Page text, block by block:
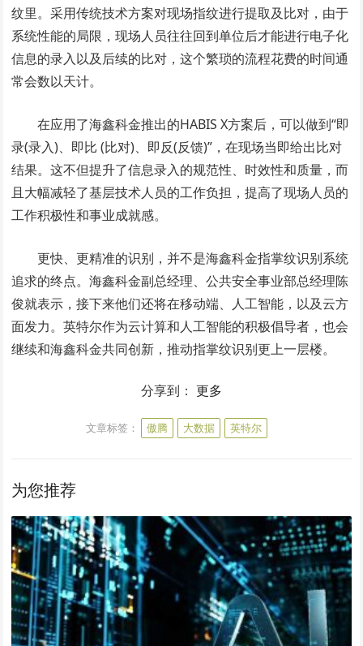
纹里。采用传统技术方案对现场指纹进行提取及比对，由于
系统性能的局限，现场人员往往回到单位后才能进行电子化
信息的录入以及后续的比对，这个繁琐的流程花费的时间通
常会数以天计。
在应用了海鑫科金推出的HABIS X方案后，可以做到“即
录(录入)、即比 (比对)、即反(反馈)”，在现场当即给出比对
结果。这不但提升了信息录入的规范性、时效性和质量，而
且大幅减轻了基层技术人员的工作负担，提高了现场人员的
工作积极性和事业成就感。
更快、更精准的识别，并不是海鑫科金指掌纹识别系统
追求的终点。海鑫科金副总经理、公共安全事业部总经理陈
俊就表示，接下来他们还将在移动端、人工智能，以及云方
面发力。英特尔作为云计算和人工智能的积极倡导者，也会
继续和海鑫科金共同创新，推动指掌纹识别更上一层楼。
分享到： 更多
文章标签： 傲腾 大数据 英特尔
为您推荐